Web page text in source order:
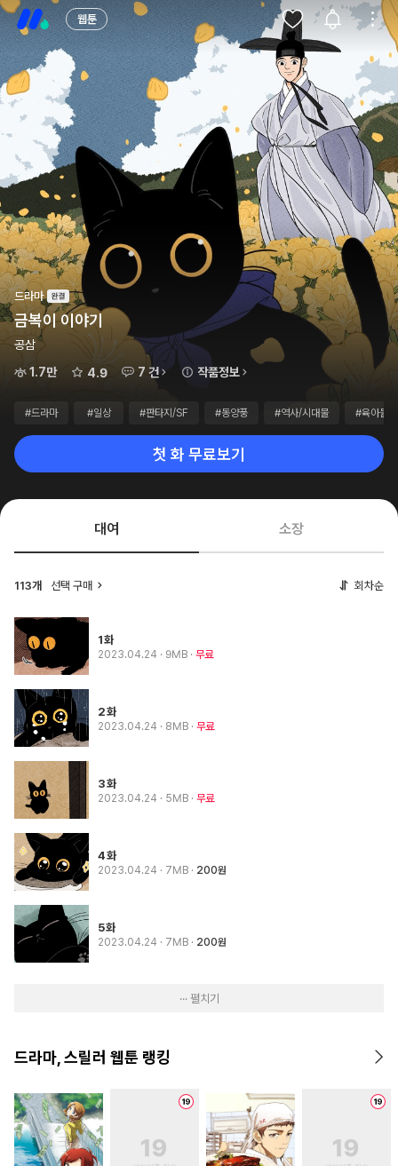
웹툰
드라마
금복이 이야기
공삼
1.7만
4.9 7 건 작품정보
#드라마 #일상 #판타지/SF #동양풍 #역사/시대물 #육아물
첫 화 무료보기
대여 소장
113개 선택 구매 회차순
1화
2023.04.24 · 9MB 무료
2화
2023.04.24 · 8MB 무료
3화
2023.04.24 · 5MB 무료
4화
2023.04.24 · 7MB 200원
5화
2023.04.24 · 7MB 200원
··· 펼치기
드라마, 스릴러 웹툰 랭킹